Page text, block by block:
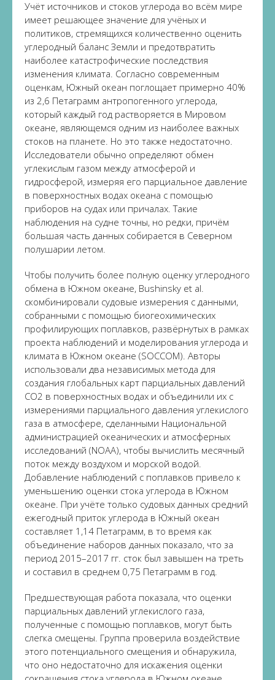
Учёт источников и стоков углерода во всём мире
имеет решающее значение для учёных и
политиков, стремящихся количественно оценить
углеродный баланс Земли и предотвратить
наиболее катастрофические последствия
изменения климата. Согласно современным
оценкам, Южный океан поглощает примерно 40%
из 2,6 Петаграмм антропогенного углерода,
который каждый год растворяется в Мировом
океане, являющемся одним из наиболее важных
стоков на планете. Но это также недостаточно.
Исследователи обычно определяют обмен
углекислым газом между атмосферой и
гидросферой, измеряя его парциальное давление
в поверхностных водах океана с помощью
приборов на судах или причалах. Такие
наблюдения на судне точны, но редки, причём
большая часть данных собирается в Северном
полушарии летом.
Чтобы получить более полную оценку углеродного
обмена в Южном океане, Bushinsky et al.
скомбинировали судовые измерения с данными,
собранными с помощью биогеохимических
профилирующих поплавков, развёрнутых в рамках
проекта наблюдений и моделирования углерода и
климата в Южном океане (SOCCOM). Авторы
использовали два независимых метода для
создания глобальных карт парциальных давлений
СО2 в поверхностных водах и объединили их с
измерениями парциального давления углекислого
газа в атмосфере, сделанными Национальной
администрацией океанических и атмосферных
исследований (NOAA), чтобы вычислить месячный
поток между воздухом и морской водой.
Добавление наблюдений с поплавков привело к
уменьшению оценки стока углерода в Южном
океане. При учёте только судовых данных средний
ежегодный приток углерода в Южный океан
составляет 1,14 Петаграмм, в то время как
объединение наборов данных показало, что за
период 2015–2017 гг. сток был завышен на треть
и составил в среднем 0,75 Петаграмм в год.
Предшествующая работа показала, что оценки
парциальных давлений углекислого газа,
полученные с помощью поплавков, могут быть
слегка смещены. Группа проверила воздействие
этого потенциального смещения и обнаружила,
что оно недостаточно для искажения оценки